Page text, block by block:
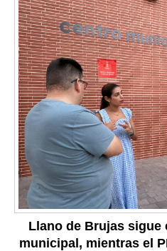
Llano de Brujas sigue
municipal, mientras el